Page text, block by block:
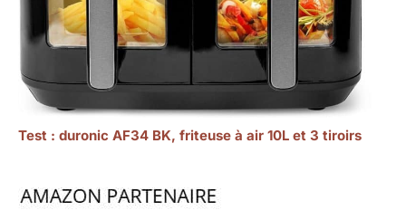
Test : duronic AF34 BK, friteuse à air 10L et 3 tiroirs